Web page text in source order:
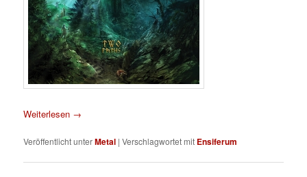
Weiterlesen →
Veröffentlicht unterMetal |Verschlagwortet mit Ensiferum